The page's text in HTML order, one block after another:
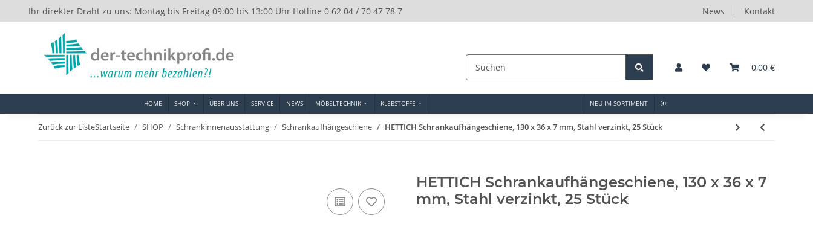
Ihr direkter Draht zu uns: Montag bis Freitag 09:00 bis 13:00 Uhr Hotline 0 62 04 / 70 47 78 7 News Kontakt
0,00 €
HOME SHOP ÜBER UNS SERVICE NEWS MÖBELTECHNIK KLEBSTOFFE NEU IM SORTIMENT
Zurück zur ListeStartseite SHOP Schrankinnenausstattung Schrankaufhängeschiene HETTICH Schrankaufhängeschiene, 130 x 36 x 7 mm, Stahl verzinkt, 25 Stück
HETTICH Schrankaufhängeschiene, 130 x 36 x 7
mm, Stahl verzinkt, 25 Stück